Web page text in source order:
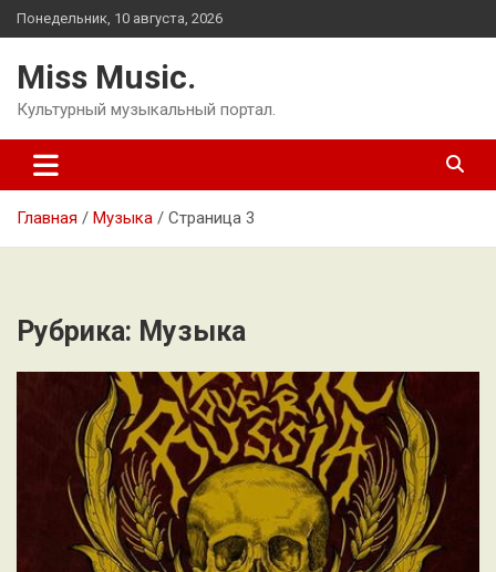
Перейти
к
Понедельник, 10 августа, 2026
Miss Music.
Культурный музыкальный портал.
Главная Музыка Страница 3
Рубрика: Музыка